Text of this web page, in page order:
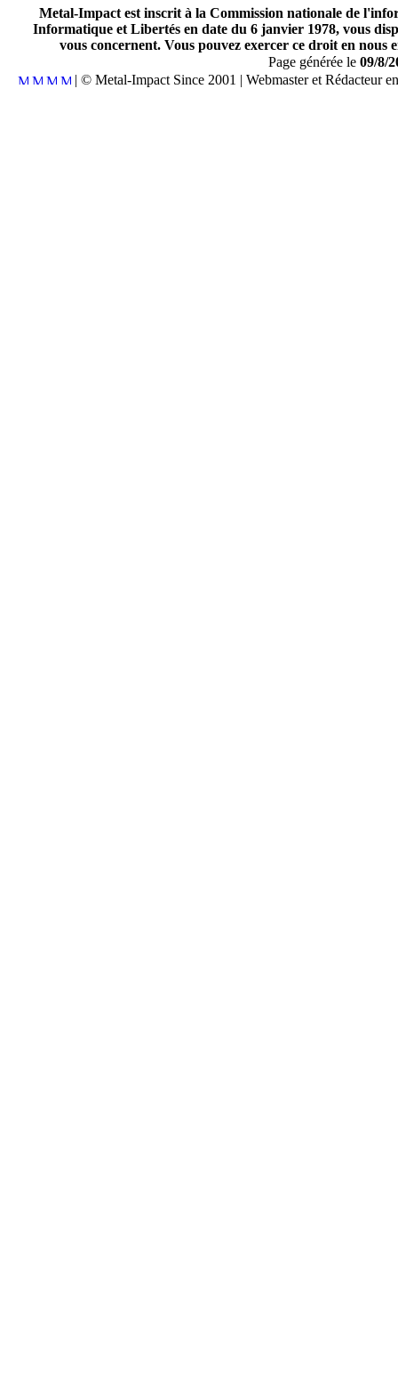
Metal-Impact est inscrit à la Commission nationale de
Informatique et Libertés en date du 6 janvier 1978, vous
vous concernent. Vous pouvez exercer ce droit en
Page générée le 09/8/
| © Metal-Impact Since 2001 | Webmaster et Rédacteur